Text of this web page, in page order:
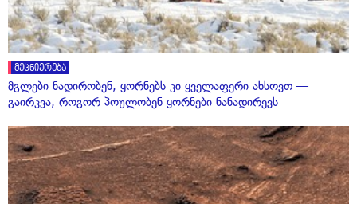
მეცნიერება
მგლები ნადირობენ, ყორნებს კი ყველაფერი ახსოვთ —
გაირკვა, როგორ პოულობენ ყორნები ნანადირევს